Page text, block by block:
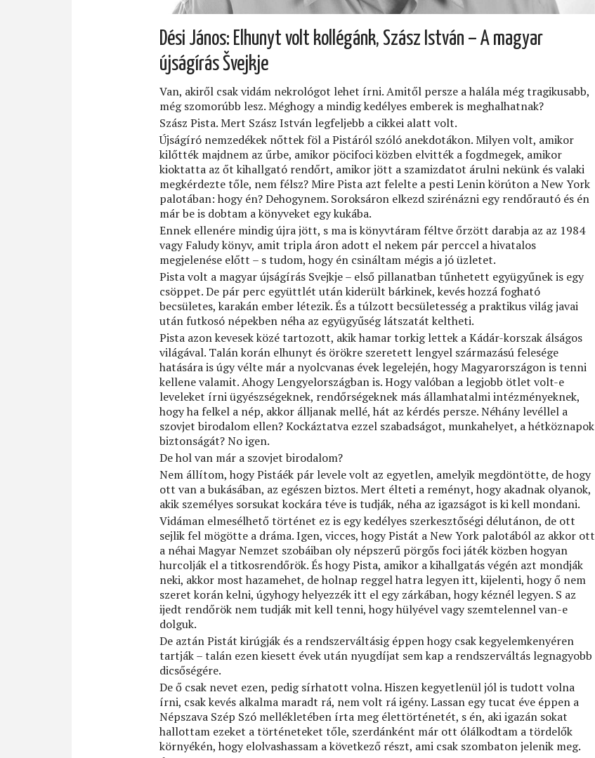
Dési János: Elhunyt volt kollégánk, Szász István – A magyar
újságírás Švejkje
Van, akiről csak vidám nekrológot lehet írni. Amitől persze a halála még tragikusabb,
még szomorúbb lesz. Méghogy a mindig kedélyes emberek is meghalhatnak?
Szász Pista. Mert Szász István legfeljebb a cikkei alatt volt.
Újságíró nemzedékek nőttek föl a Pistáról szóló anekdotákon. Milyen volt, amikor
kilőtték majdnem az űrbe, amikor pöcifoci közben elvitték a fogdmegek, amikor
kioktatta az őt kihallgató rendőrt, amikor jött a szamizdatot árulni nekünk és valaki
megkérdezte tőle, nem félsz? Mire Pista azt felelte a pesti Lenin körúton a New York
palotában: hogy én? Dehogynem. Soroksáron elkezd szirénázni egy rendőrautó és én
már be is dobtam a könyveket egy kukába.
Ennek ellenére mindig újra jött, s ma is könyvtáram féltve őrzött darabja az az 1984
vagy Faludy könyv, amit tripla áron adott el nekem pár perccel a hivatalos
megjelenése előtt – s tudom, hogy én csináltam mégis a jó üzletet.
Pista volt a magyar újságírás Svejkje – első pillanatban tűnhetett együgyűnek is egy
csöppet. De pár perc együttlét után kiderült bárkinek, kevés hozzá fogható
becsületes, karakán ember létezik. És a túlzott becsületesség a praktikus világ javai
után futkosó népekben néha az együgyűség látszatát keltheti.
Pista azon kevesek közé tartozott, akik hamar torkig lettek a Kádár-korszak álságos
világával. Talán korán elhunyt és örökre szeretett lengyel származású felesége
hatására is úgy vélte már a nyolcvanas évek legelején, hogy Magyarországon is tenni
kellene valamit. Ahogy Lengyelországban is. Hogy valóban a legjobb ötlet volt-e
leveleket írni ügyészségeknek, rendőrségeknek más államhatalmi intézményeknek,
hogy ha felkel a nép, akkor álljanak mellé, hát az kérdés persze. Néhány levéllel a
szovjet birodalom ellen? Kockáztatva ezzel szabadságot, munkahelyet, a hétköznapok
biztonságát? No igen.
De hol van már a szovjet birodalom?
Nem állítom, hogy Pistáék pár levele volt az egyetlen, amelyik megdöntötte, de hogy
ott van a bukásában, az egészen biztos. Mert élteti a reményt, hogy akadnak olyanok,
akik személyes sorsukat kockára téve is tudják, néha az igazságot is ki kell mondani.
Vidáman elmesélhető történet ez is egy kedélyes szerkesztőségi délutánon, de ott
sejlik fel mögötte a dráma. Igen, vicces, hogy Pistát a New York palotából az akkor ott
a néhai Magyar Nemzet szobáiban oly népszerű pörgős foci játék közben hogyan
hurcolják el a titkosrendőrök. És hogy Pista, amikor a kihallgatás végén azt mondják
neki, akkor most hazamehet, de holnap reggel hatra legyen itt, kijelenti, hogy ő nem
szeret korán kelni, úgyhogy helyezzék itt el egy zárkában, hogy kéznél legyen. S az
ijedt rendőrök nem tudják mit kell tenni, hogy hülyével vagy szemtelennel van-e
dolguk.
De aztán Pistát kirúgják és a rendszerváltásig éppen hogy csak kegyelemkenyéren
tartják – talán ezen kiesett évek után nyugdíjat sem kap a rendszerváltás legnagyobb
dicsőségére.
De ő csak nevet ezen, pedig sírhatott volna. Hiszen kegyetlenül jól is tudott volna
írni, csak kevés alkalma maradt rá, nem volt rá igény. Lassan egy tucat éve éppen a
Népszava Szép Szó mellékletében írta meg élettörténetét, s én, aki igazán sokat
hallottam ezeket a történeteket tőle, szerdánként már ott ólálkodtam a tördelők
környékén, hogy elolvashassam a következő részt, ami csak szombaton jelenik meg.